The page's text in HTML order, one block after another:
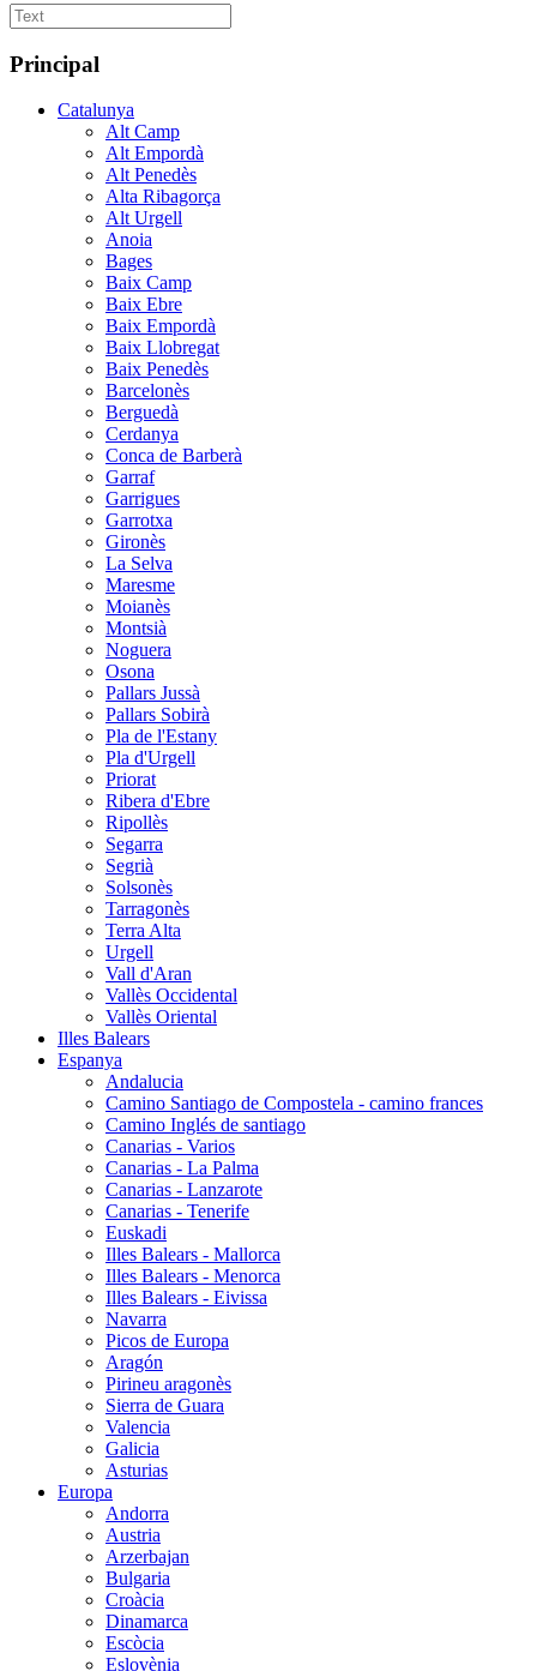
Principal
Catalunya
Alt Camp
Alt Empordà
Alt Penedès
Alta Ribagorça
Alt Urgell
Anoia
Bages
Baix Camp
Baix Ebre
Baix Empordà
Baix Llobregat
Baix Penedès
Barcelonès
Berguedà
Cerdanya
Conca de Barberà
Garraf
Garrigues
Garrotxa
Gironès
La Selva
Maresme
Moianès
Montsià
Noguera
Osona
Pallars Jussà
Pallars Sobirà
Pla de l'Estany
Pla d'Urgell
Priorat
Ribera d'Ebre
Ripollès
Segarra
Segrià
Solsonès
Tarragonès
Terra Alta
Urgell
Vall d'Aran
Vallès Occidental
Vallès Oriental
Illes Balears
Espanya
Andalucia
Camino Santiago de Compostela - camino frances
Camino Inglés de santiago
Canarias - Varios
Canarias - La Palma
Canarias - Lanzarote
Canarias - Tenerife
Euskadi
Illes Balears - Mallorca
Illes Balears - Menorca
Illes Balears - Eivissa
Navarra
Picos de Europa
Aragón
Pirineu aragonès
Sierra de Guara
Valencia
Galicia
Asturias
Europa
Andorra
Austria
Arzerbajan
Bulgaria
Croàcia
Dinamarca
Escòcia
Eslovènia